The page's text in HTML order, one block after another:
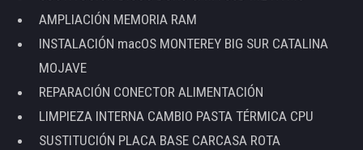
AMPLIACIÓN MEMORIA RAM
INSTALACIÓN macOS MONTEREY BIG SUR CATALINA
MOJAVE
REPARACIÓN CONECTOR ALIMENTACIÓN
LIMPIEZA INTERNA CAMBIO PASTA TÉRMICA CPU
SUSTITUCIÓN PLACA BASE CARCASA ROTA